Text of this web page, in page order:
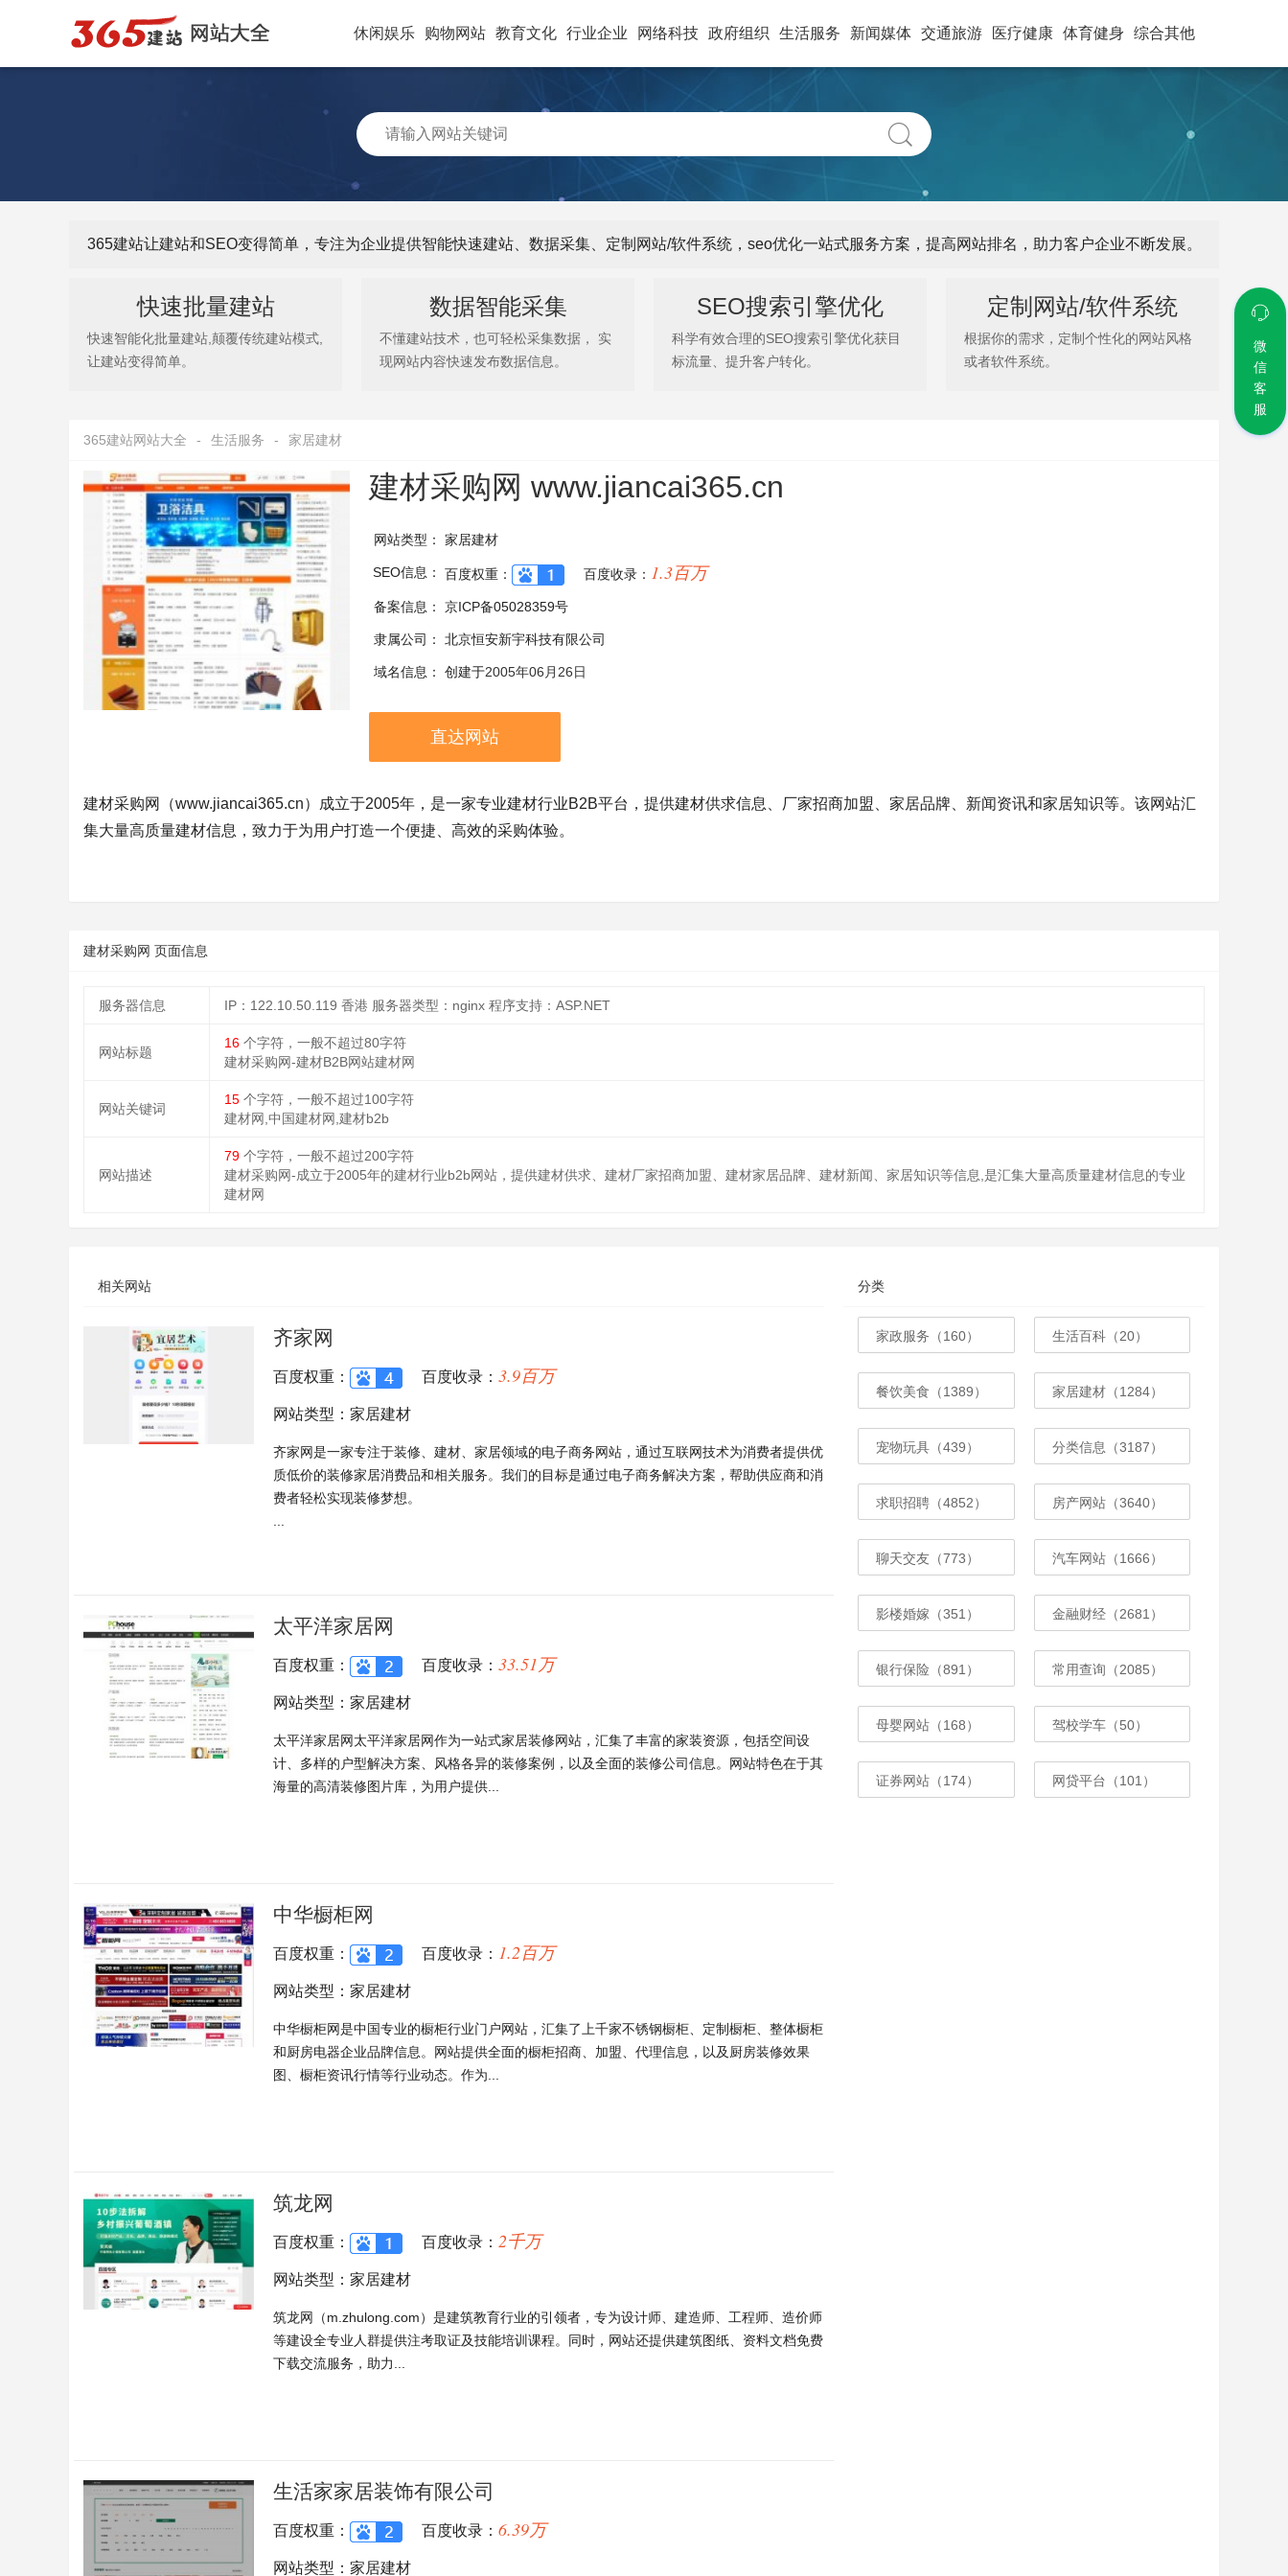
休闲娱乐 购物网站 教育文化 行业企业 网络科技 政府组织 生活服务 新闻媒体 交通旅游 医疗健康 体育健身 综合其他
365建站让建站和SEO变得简单，专注为企业提供智能快速建站、数据采集、定制网站/软件系统，seo优化一站式服务方案，提高网站排名，助力客户企业不断发展。
快速批量建站
快速智能化批量建站,颠覆传统建站模式,
让建站变得简单。
数据智能采集
不懂建站技术，也可轻松采集数据， 实
现网站内容快速发布数据信息。
SEO搜索引擎优化
科学有效合理的SEO搜索引擎优化获目
标流量、提升客户转化。
定制网站/软件系统
根据你的需求，定制个性化的网站风格
或者软件系统。
365建站网站大全 - 生活服务 - 家居建材
建材采购网 www.jiancai365.cn
网站类型： 家居建材
SEO信息： 百度权重： 百度收录： 1.3百万
备案信息： 京ICP备05028359号
隶属公司： 北京恒安新宇科技有限公司
域名信息： 创建于2005年06月26日
直达网站
建材采购网（www.jiancai365.cn）成立于2005年，是一家专业建材行业B2B平台，提供建材供求信息、厂家招商加盟、家居品牌、新闻资讯和家居知识等。该网站汇
集大量高质量建材信息，致力于为用户打造一个便捷、高效的采购体验。
建材采购网 页面信息
服务器信息 IP：122.10.50.119 香港 服务器类型：nginx 程序支持：ASP.NET
网站标题
16 个字符，一般不超过80字符
建材采购网-建材B2B网站建材网
网站关键词
15 个字符，一般不超过100字符
建材网,中国建材网,建材b2b
网站描述
79 个字符，一般不超过200字符
建材采购网-成立于2005年的建材行业b2b网站，提供建材供求、建材厂家招商加盟、建材家居品牌、建材新闻、家居知识等信息,是汇集大量高质量建材信息的专业
建材网
相关网站
齐家网
百度权重： 百度收录：3.9百万
网站类型：家居建材
齐家网是一家专注于装修、建材、家居领域的电子商务网站，通过互联网技术为消费者提供优
质低价的装修家居消费品和相关服务。我们的目标是通过电子商务解决方案，帮助供应商和消
费者轻松实现装修梦想。
...
太平洋家居网
百度权重： 百度收录：33.51万
网站类型：家居建材
太平洋家居网太平洋家居网作为一站式家居装修网站，汇集了丰富的家装资源，包括空间设
计、多样的户型解决方案、风格各异的装修案例，以及全面的装修公司信息。网站特色在于其
海量的高清装修图片库，为用户提供...
中华橱柜网
百度权重： 百度收录： 1.2百万
网站类型：家居建材
中华橱柜网是中国专业的橱柜行业门户网站，汇集了上千家不锈钢橱柜、定制橱柜、整体橱柜
和厨房电器企业品牌信息。网站提供全面的橱柜招商、加盟、代理信息，以及厨房装修效果
图、橱柜资讯行情等行业动态。作为...
筑龙网
百度权重： 百度收录： 2千万
网站类型：家居建材
筑龙网（m.zhulong.com）是建筑教育行业的引领者，专为设计师、建造师、工程师、造价师
等建设全专业人群提供注考取证及技能培训课程。同时，网站还提供建筑图纸、资料文档免费
下载交流服务，助力...
生活家家居装饰有限公司
百度权重： 百度收录：6.39万
网站类型：家居建材
分类
家政服务（160） 生活百科（20）
餐饮美食（1389） 家居建材（1284）
宠物玩具（439） 分类信息（3187）
求职招聘（4852） 房产网站（3640）
聊天交友（773） 汽车网站（1666）
影楼婚嫁（351） 金融财经（2681）
银行保险（891） 常用查询（2085）
母婴网站（168） 驾校学车（50）
证券网站（174） 网贷平台（101）
微
信
客
服